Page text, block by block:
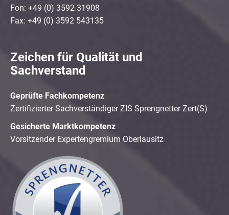
Fon: +49 (0) 3592 31908
Fax: +49 (0) 3592 543135
Zeichen für Qualität und
Sachverstand
Geprüfte Fachkompetenz
Zertifizierter Sachverständiger ZIS Sprengnetter Zert(S)
Gesicherte Marktkompetenz
Vorsitzender Expertengremium Oberlausitz